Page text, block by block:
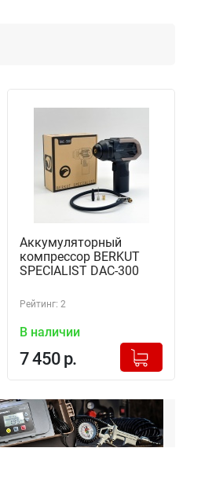
Аккумуляторный
компрессор BERKUT
SPECIALIST DAC-300
Рейтинг: 2
В наличии
7 450 р.
+
Добавлено в корзину